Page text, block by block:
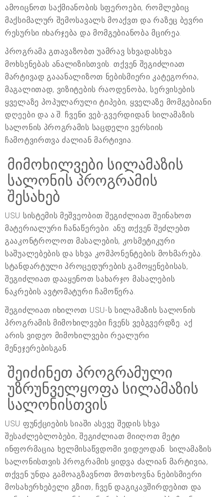
ამოიცნოთ საქმიანობის სფეროები, რომლებიც
მაქსიმალურ შემოსავალს მოაქვთ და რაზეც ბევრი
რესურსი იხარჯება და მომგებიანობა მცირეა.
პროგრამა გთავაზობთ უამრავ სხვადასხვა
მოხსენებას ანალიზისთვის. თქვენ შეგიძლიათ
მარტივად გააანალიზოთ ნებისმიერი კატეგორია,
მაგალითად, ვიზიტების რაოდენობა, სერვისების
ყველაზე პოპულარული ტიპები, ყველაზე მომგებიანი
დღეები და ა.შ. ჩვენი ვებ-გვერდიდან სილამაზის
სალონის პროგრამის საცდელი ვერსიის
ჩამოტვირთვა ძალიან მარტივია.
მიმოხილვები სილამაზის
სალონის პროგრამის
შესახებ
USU სისტემის მეშვეობით შეგიძლიათ შეინახოთ
მატერიალური ჩანაწერები. ანუ თქვენ შეძლებთ
გააკონტროლოთ მასალების, კოსმეტიკური
საშუალებების და სხვა კომპონენტების მოხმარება.
სტანდარტული პროცედურების გამოყენებისას,
შეგიძლიათ დააყენოთ სახარჯო მასალების
ნაკრების ავტომატური ჩამოწერა.
შეგიძლიათ იხილოთ USU-ს სილამაზის სალონის
პროგრამის მიმოხილვები ჩვენს ვებგვერდზე. აქ
არის ვიდეო მიმოხილვები რეალური
მენეჯერებისგან.
შეიძინეთ პროგრამული
უზრუნველყოფა სილამაზის
სალონისთვის
USU ფუნქციების სიაში ასევე შედის სხვა
შესაძლებლობები, შეგიძლიათ მიიღოთ მეტი
ინფორმაცია ხელმისაწვდომი ვიდეოდან. სილამაზის
სალონისთვის პროგრამის ყიდვა ძალიან მარტივია,
თქვენ უნდა გამოაგზავნოთ მოთხოვნა ნებისმიერი
მოსახერხებელი გზით, ჩვენ დაგიკავშირდებით და